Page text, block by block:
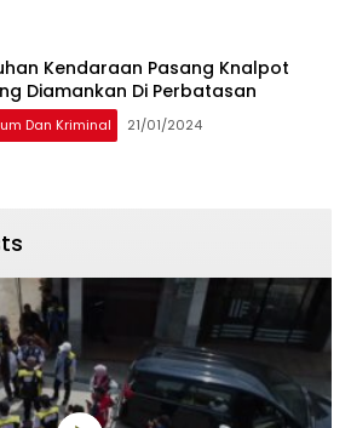
Kendaraan Pasang Knalpot
Diamankan Di Perbatasan
Dan Kriminal 21/01/2024